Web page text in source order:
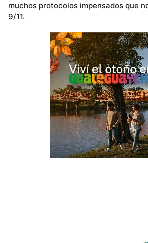
muchos protocolos impensados que
9/11.